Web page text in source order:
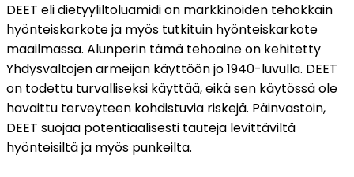
DEET eli dietyyliltoluamidi on markkinoiden tehokkain
hyönteiskarkote ja myös tutkituin hyönteiskarkote
maailmassa. Alunperin tämä tehoaine on kehitetty
Yhdysvaltojen armeijan käyttöön jo 1940-luvulla. DEET
on todettu turvalliseksi käyttää, eikä sen käytössä ole
havaittu terveyteen kohdistuvia riskejä. Päinvastoin,
DEET suojaa potentiaalisesti tauteja levittäviltä
hyönteisiltä ja myös punkeilta.